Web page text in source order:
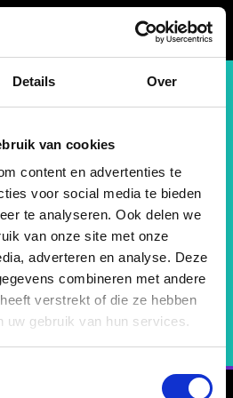
Details Over
van cookies
content en advertenties te
voor social media te bieden
te analyseren. Ook delen we
van onze site met onze
adverteren en analyse. Deze
combineren met andere
verstrekt of die ze hebben
uw gebruik van hun services.
bij doen'r.
met het Talent Compass helpt
vooruit in hun ontwikkeling en
doen.